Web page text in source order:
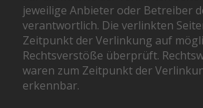
jeweilige Anbieter oder Betreiber
verantwortlich. Die verlinkten
Zeitpunkt der Verlinkung auf
Rechtsverstöße überprüft.
waren zum Zeitpunkt der
erkennbar.